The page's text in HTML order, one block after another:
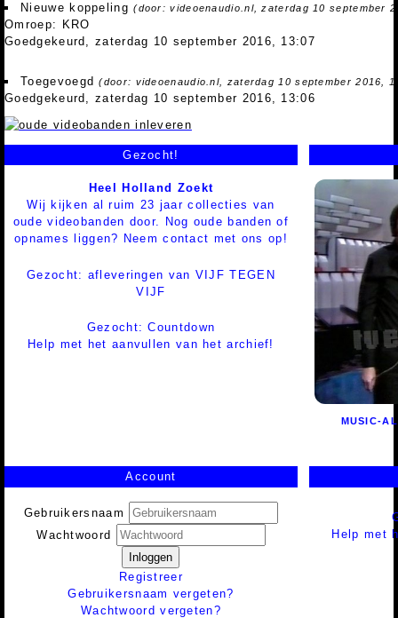
Nieuwe koppeling(door: videoenaudio.nl, zaterdag 10 september
Omroep: KRO
Goedgekeurd, zaterdag 10 september 2016, 13:07
Toegevoegd(door: videoenaudio.nl, zaterdag 10 september 2016,
Goedgekeurd, zaterdag 10 september 2016, 13:06
Gezocht!
Heel Holland Zoekt
Wij kijken al ruim 23 jaar collecties van
oude videobanden door. Nog oude banden of
opnames liggen? Neem contact met ons op!
Gezocht: afleveringen van VIJF TEGEN
VIJF
Gezocht: Countdown
Help met het aanvullen van het archief!
MUSIC-
Account
Gebruikersnaam
Wachtwoord
Inloggen
Registreer
Gebruikersnaam vergeten?
Wachtwoord vergeten?
Help met